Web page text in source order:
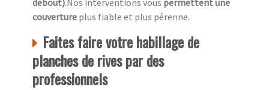
couverture plus fiable et plus pérenne.
Faites faire votre habillage de
planches de rives par des
professionnels